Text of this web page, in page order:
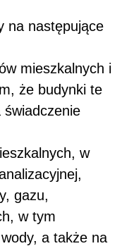
na następujące
mieszkalnych i
że budynki te
w
gazu,
w tym
a także na